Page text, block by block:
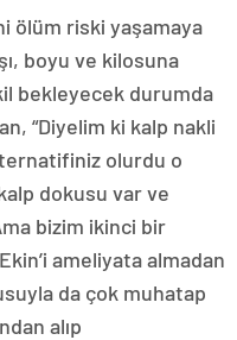
ölüm riski yaşamaya
boyu ve kilosuna
bekleyecek durumda
“Diyelim ki kalp nakli
olurdu o
dokusu var ve
bizim ikinci bir
ameliyata almadan
da çok muhatap
alıp